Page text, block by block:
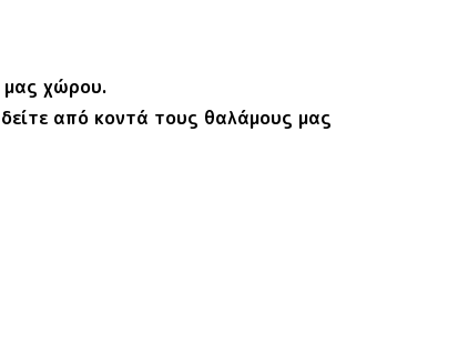
μας χώρου.
από κοντά τους θαλάμους μας